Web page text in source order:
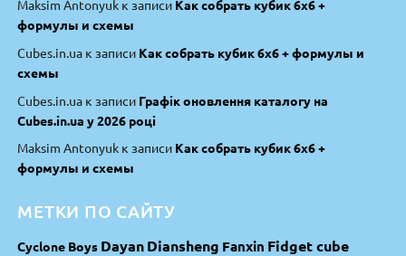
Maksim Antonyuk к записи Как собрать кубик 6х6 +
формулы и схемы
Cubes.in.ua к записи Как собрать кубик 6х6 + формулы и
схемы
Cubes.in.ua к записи Графік оновлення каталогу на
Cubes.in.ua у 2026 році
Maksim Antonyuk к записи Как собрать кубик 6х6 +
формулы и схемы
МЕТКИ ПО САЙТУ
Cyclone Boys DayanDiansheng Fanxin Fidget cube